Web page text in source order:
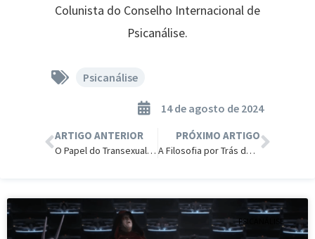
Colunista do Conselho Internacional de
Psicanálise.
Psicanálise
14 de agosto de 2024
ARTIGO ANTERIOR
O Papel do Transexual no Transumanismo.
PRÓXIMO ARTIGO
A Filosofia por Trás do Cartum “6 ou 9”
PSICANÁLISE